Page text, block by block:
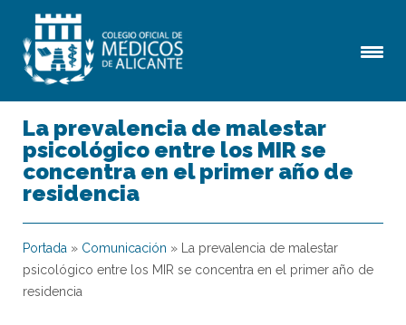
La prevalencia de malestar
psicológico entre los MIR se
concentra en el primer año de
residencia
Portada » Comunicación »
La prevalencia de malestar
psicológico entre los MIR se concentra en el primer año de
residencia